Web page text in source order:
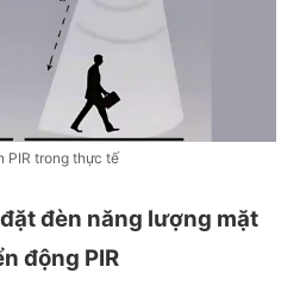
PIR trong thực tế
đèn năng lượng mặt
động PIR